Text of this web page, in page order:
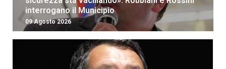
interrogano il Municipio
09 Agosto 2026